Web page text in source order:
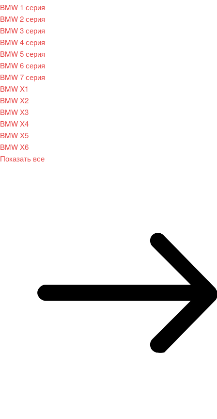
BMW 1 серия
BMW 2 серия
BMW 3 серия
BMW 4 серия
BMW 5 серия
BMW 6 серия
BMW 7 серия
BMW X1
BMW X2
BMW X3
BMW X4
BMW X5
BMW X6
Показать все